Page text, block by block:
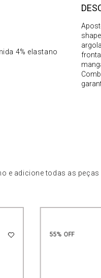
4% elastano
e adicione todas as
55% OFF